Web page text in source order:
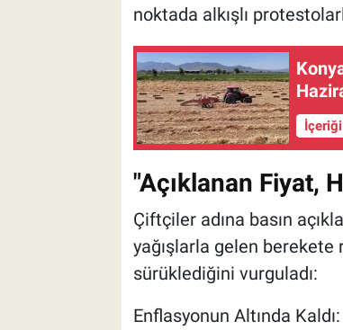
noktada alkışlı
"Açıklanan Fiyat,
Çiftçiler adına basın
yağışlarla gelen berekete
sürüklediğini vurguladı:
Enflasyonun Altında